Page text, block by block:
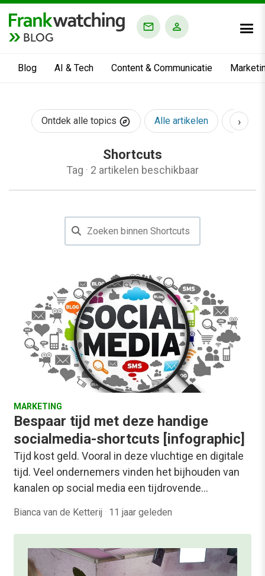
BLOG
Blog AI & Tech Content & Communicatie
Ontdek alle topics Alle artikelen AI &
›
Shortcuts
Tag · 2 artikelen beschikbaar
MARKETING
Bespaar tijd met deze handige
socialmedia-shortcuts [infographic]
Tijd kost geld. Vooral in deze vluchtige en digitale
tijd. Veel ondernemers vinden het bijhouden van
kanalen op social media een tijdrovende…
Bianca van de Ketterij · 11 jaar geleden